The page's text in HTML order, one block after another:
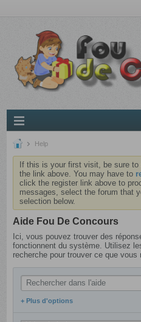
Help
If this is your first visit, be sure
the link above. You may have to
click the register link above to
messages, select the forum that
selection below.
Aide Fou De Concours
Ici, vous pouvez trouver des
fonctionnent du système. Utilisez
recherche pour trouver ce que vous
+ Plus d'options